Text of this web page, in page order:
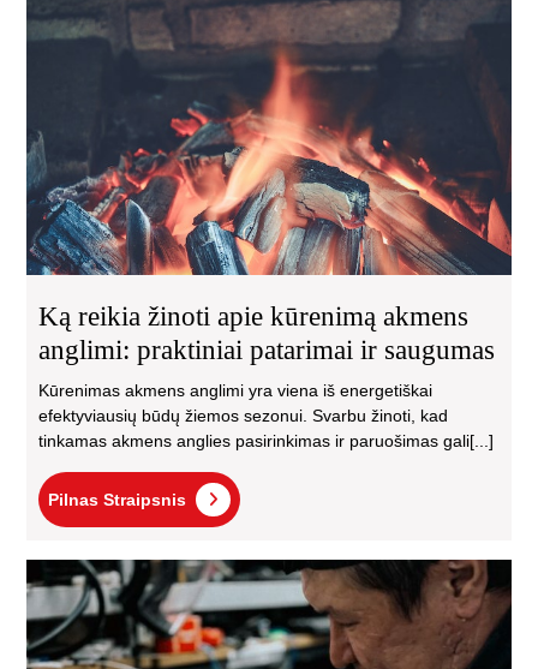
Ką reikia žinoti apie kūrenimą akmens
anglimi: praktiniai patarimai ir saugumas
Kūrenimas akmens anglimi yra viena iš energetiškai
efektyviausių būdų žiemos sezonui. Svarbu žinoti, kad
tinkamas akmens anglies pasirinkimas ir paruošimas gali[...]
Pilnas Straipsnis
Pilnas
Straipsnis